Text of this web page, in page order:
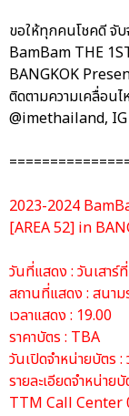
ขอให้ทุกคนโชคดี จั
BamBam THE
BANGKOK
ติดตามความเคลื่อน
@imethailand,
2023-2024
[AREA 52] in
วันที่แสดง : วันเสา
สถานที่แสดง : สนา
เวลาแสดง : 19.00
ราคาบัตร : TBA
วันเปิดจำหน่ายบัตร
รายละเอียดจำหน่ายบั
TTM Call Center